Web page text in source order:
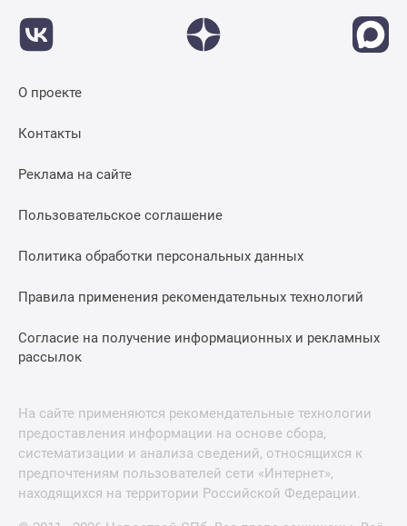
О проекте
Контакты
Реклама на сайте
Пользовательское соглашение
Политика обработки персональных данных
Правила применения рекомендательных технологий
Согласие на получение информационных и рекламных
рассылок
На сайте применяются рекомендательные технологии
предоставления информации на основе сбора,
систематизации и анализа сведений, относящихся к
предпочтениям пользователей сети «Интернет»,
находящихся на территории Российской Федерации.